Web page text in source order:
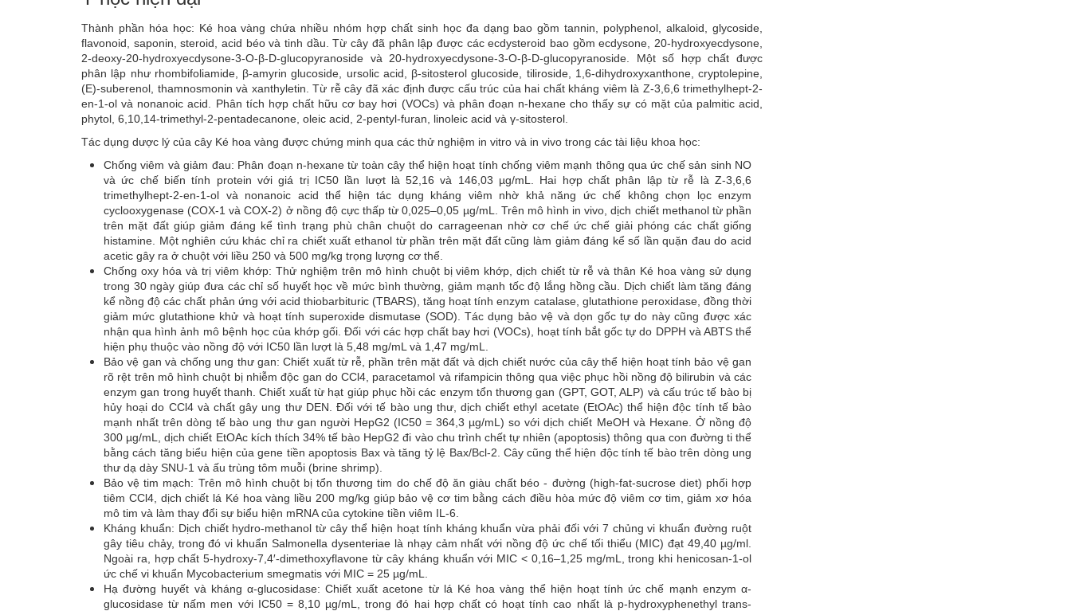
Thành phần hóa học: Ké hoa vàng chứa nhiều nhóm hợp chất sinh học đa dạng bao gồm tannin, polyphenol, alkaloid, glycoside,
flavonoid, saponin, steroid, acid béo và tinh dầu. Từ cây đã phân lập được các ecdysteroid bao gồm ecdysone, 20-hydroxyecdysone,
2-deoxy-20-hydroxyecdysone-3-O-β-D-glucopyranoside và 20-hydroxyecdysone-3-O-β-D-glucopyranoside. Một số hợp chất được
phân lập như rhombifoliamide, β-amyrin glucoside, ursolic acid, β-sitosterol glucoside, tiliroside, 1,6-dihydroxyxanthone, cryptolepine,
(E)-suberenol, thamnosmonin và xanthyletin. Từ rễ cây đã xác định được cấu trúc của hai chất kháng viêm là Z-3,6,6 trimethylhept-2-
en-1-ol và nonanoic acid. Phân tích hợp chất hữu cơ bay hơi (VOCs) và phân đoạn n-hexane cho thấy sự có mặt của palmitic acid,
phytol, 6,10,14-trimethyl-2-pentadecanone, oleic acid, 2-pentyl-furan, linoleic acid và γ-sitosterol.
Tác dụng dược lý của cây Ké hoa vàng được chứng minh qua các thử nghiệm in vitro và in vivo trong các tài liệu khoa học:
Chống viêm và giảm đau: Phân đoạn n-hexane từ toàn cây thể hiện hoạt tính chống viêm mạnh thông qua ức chế sản sinh NO
và ức chế biến tính protein với giá trị IC50 lần lượt là 52,16 và 146,03 µg/mL. Hai hợp chất phân lập từ rễ là Z-3,6,6
trimethylhept-2-en-1-ol và nonanoic acid thể hiện tác dụng kháng viêm nhờ khả năng ức chế không chọn lọc enzym
cyclooxygenase (COX-1 và COX-2) ở nồng độ cực thấp từ 0,025–0,05 µg/mL. Trên mô hình in vivo, dịch chiết methanol từ phần
trên mặt đất giúp giảm đáng kể tình trạng phù chân chuột do carrageenan nhờ cơ chế ức chế giải phóng các chất giống
histamine. Một nghiên cứu khác chỉ ra chiết xuất ethanol từ phần trên mặt đất cũng làm giảm đáng kể số lần quặn đau do acid
acetic gây ra ở chuột với liều 250 và 500 mg/kg trọng lượng cơ thể.
Chống oxy hóa và trị viêm khớp: Thử nghiệm trên mô hình chuột bị viêm khớp, dịch chiết từ rễ và thân Ké hoa vàng sử dụng
trong 30 ngày giúp đưa các chỉ số huyết học về mức bình thường, giảm mạnh tốc độ lắng hồng cầu. Dịch chiết làm tăng đáng
kể nồng độ các chất phản ứng với acid thiobarbituric (TBARS), tăng hoạt tính enzym catalase, glutathione peroxidase, đồng thời
giảm mức glutathione khử và hoạt tính superoxide dismutase (SOD). Tác dụng bảo vệ và dọn gốc tự do này cũng được xác
nhận qua hình ảnh mô bệnh học của khớp gối. Đối với các hợp chất bay hơi (VOCs), hoạt tính bắt gốc tự do DPPH và ABTS thể
hiện phụ thuộc vào nồng độ với IC50 lần lượt là 5,48 mg/mL và 1,47 mg/mL.
Bảo vệ gan và chống ung thư gan: Chiết xuất từ rễ, phần trên mặt đất và dịch chiết nước của cây thể hiện hoạt tính bảo vệ gan
rõ rệt trên mô hình chuột bị nhiễm độc gan do CCl4, paracetamol và rifampicin thông qua việc phục hồi nồng độ bilirubin và các
enzym gan trong huyết thanh. Chiết xuất từ hạt giúp phục hồi các enzym tổn thương gan (GPT, GOT, ALP) và cấu trúc tế bào bị
hủy hoại do CCl4 và chất gây ung thư DEN. Đối với tế bào ung thư, dịch chiết ethyl acetate (EtOAc) thể hiện độc tính tế bào
mạnh nhất trên dòng tế bào ung thư gan người HepG2 (IC50 = 364,3 µg/mL) so với dịch chiết MeOH và Hexane. Ở nồng độ
300 µg/mL, dịch chiết EtOAc kích thích 34% tế bào HepG2 đi vào chu trình chết tự nhiên (apoptosis) thông qua con đường ti thể
bằng cách tăng biểu hiện của gene tiền apoptosis Bax và tăng tỷ lệ Bax/Bcl-2. Cây cũng thể hiện độc tính tế bào trên dòng ung
thư dạ dày SNU-1 và ấu trùng tôm muỗi (brine shrimp).
Bảo vệ tim mạch: Trên mô hình chuột bị tổn thương tim do chế độ ăn giàu chất béo - đường (high-fat-sucrose diet) phối hợp
tiêm CCl4, dịch chiết lá Ké hoa vàng liều 200 mg/kg giúp bảo vệ cơ tim bằng cách điều hòa mức độ viêm cơ tim, giảm xơ hóa
mô tim và làm thay đổi sự biểu hiện mRNA của cytokine tiền viêm IL-6.
Kháng khuẩn: Dịch chiết hydro-methanol từ cây thể hiện hoạt tính kháng khuẩn vừa phải đối với 7 chủng vi khuẩn đường ruột
gây tiêu chảy, trong đó vi khuẩn Salmonella dysenteriae là nhạy cảm nhất với nồng độ ức chế tối thiểu (MIC) đạt 49,40 µg/ml.
Ngoài ra, hợp chất 5-hydroxy-7,4′-dimethoxyflavone từ cây kháng khuẩn với MIC < 0,16–1,25 mg/mL, trong khi henicosan-1-ol
ức chế vi khuẩn Mycobacterium smegmatis với MIC = 25 µg/mL.
Hạ đường huyết và kháng α-glucosidase: Chiết xuất acetone từ lá Ké hoa vàng thể hiện hoạt tính ức chế mạnh enzym α-
glucosidase từ nấm men với IC50 = 8,10 µg/mL, trong đó hai hợp chất có hoạt tính cao nhất là p-hydroxyphenethyl trans-